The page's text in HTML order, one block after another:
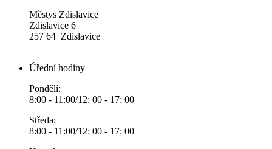
Městys Zdislavice
Zdislavice 6
257 64 Zdislavice
Úřední hodiny
Pondělí:
8:00 - 11:00/12: 00 - 17: 00
Středa:
8:00 - 11:00/12: 00 - 17: 00